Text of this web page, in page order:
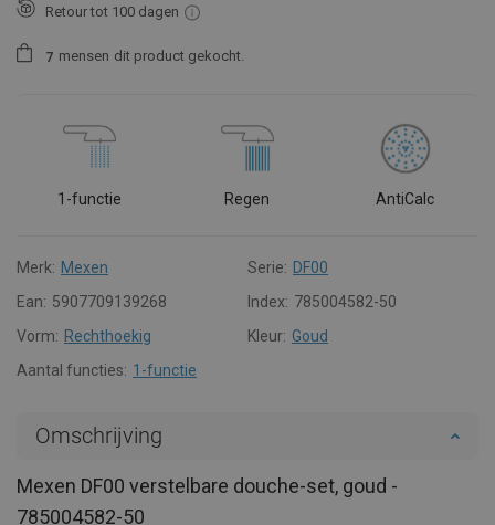
Retour tot 100 dagen
7 mensen dit product gekocht.
1-functie Regen AntiCalc
Merk: Mexen Serie: DF00
Ean: 5907709139268 Index: 785004582-50
Vorm: Rechthoekig Kleur: Goud
Aantal functies: 1-functie
Omschrijving
Mexen DF00 verstelbare douche-set, goud -
785004582-50